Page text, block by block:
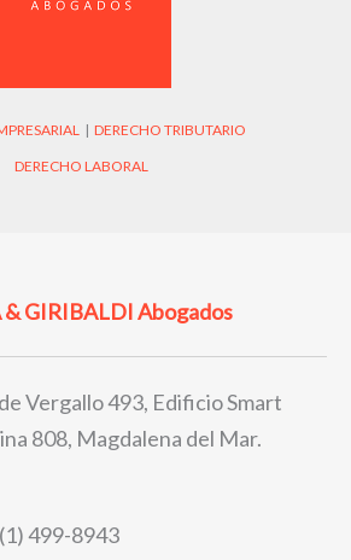
| DERECHO TRIBUTARIO
DERECHO LABORAL
GIRIBALDI Abogados
Vergallo 493, Edificio Smart
808, Magdalena del Mar.
499-8943